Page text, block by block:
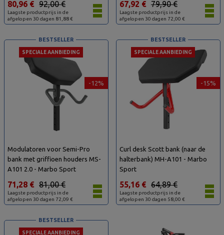
Laagste productprijs in de
afgelopen 30 dagen 81,88 €
92,00 €
80,96 €
Laagste productprijs in de
afgelopen 30 dagen 72,00 €
79,90 €
67,92 €
-12%
SPECIALE AANBIEDING
BESTSELLER
Modulatoren voor Semi-Pro
bank met griffioen houders MS-
A101 2.0 - Marbo Sport
Laagste productprijs in de
afgelopen 30 dagen 72,09 €
81,00 €
71,28 €
-15%
SPECIALE AANBIEDING
BESTSELLER
Curl desk Scott bank (naar de
halterbank) MH-A101 - Marbo
Sport
Laagste productprijs in de
afgelopen 30 dagen 58,00 €
64,89 €
55,16 €
SPECIALE AANBIEDING
BESTSELLER